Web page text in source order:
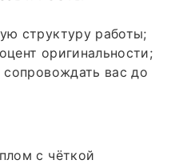
структуру работы;
оригинальности;
сопровождать вас до
с чёткой